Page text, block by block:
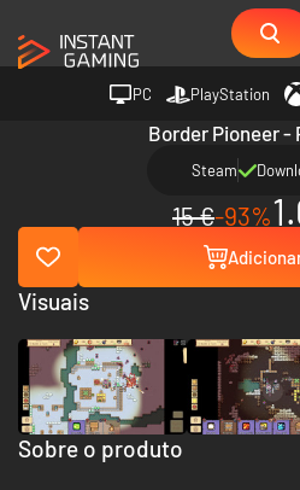
PC PlayStation
Border Pioneer -
Steam
15 €-93%
Sobre o produto
Visuais